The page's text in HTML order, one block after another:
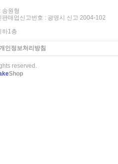
송원형
매업신고번호 : 광명시 신고 2004-102
하1층
개인정보처리방침
reserved.
Shop